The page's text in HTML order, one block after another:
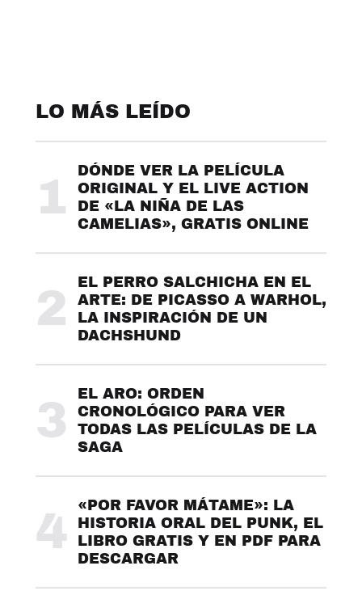
LO MÁS LEÍDO
1
DÓNDE VER LA PELÍCULA
ORIGINAL Y EL LIVE ACTION
DE «LA NIÑA DE LAS
CAMELIAS», GRATIS ONLINE
2
EL PERRO SALCHICHA EN EL
ARTE: DE PICASSO A WARHOL,
LA INSPIRACIÓN DE UN
DACHSHUND
3
EL ARO: ORDEN
CRONOLÓGICO PARA VER
TODAS LAS PELÍCULAS DE LA
SAGA
4
«POR FAVOR MÁTAME»: LA
HISTORIA ORAL DEL PUNK, EL
LIBRO GRATIS Y EN PDF PARA
DESCARGAR